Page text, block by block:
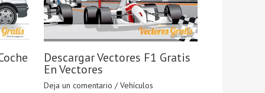
Descargar Vectores F1 Gratis
En Vectores
Deja un comentario /Vehículos